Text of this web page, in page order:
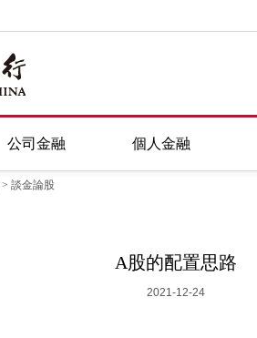
公司金融 個人金融
> 談金論股
A股的配置思路
2021-12-24